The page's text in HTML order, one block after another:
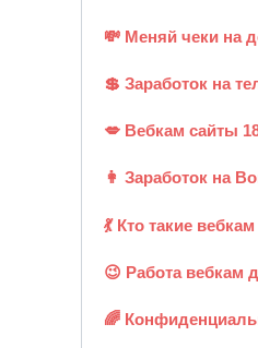
💸 Меняй чеки на
💲 Заработок на
💋 Вебкам сайты
👩 Заработок на
💃 Кто такие
😉 Работа вебкам
🌈